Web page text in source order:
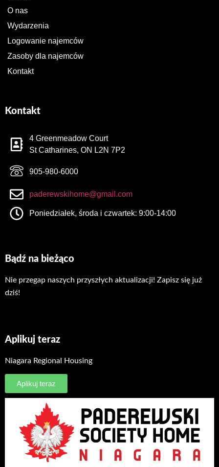
O nas
Wydarzenia
Logowanie najemców
Zasoby dla najemców
Kontakt
Kontakt
4 Greenmeadow Court
St Catharines, ON L2N 7P2
905-980-6000
paderewskihome@gmail.com
Poniedziałek, środa i czwartek: 9:00-14:00
Bądź na bieżąco
Nie przegap naszych przyszłych aktualizacji! Zapisz się już
dziś!
Aplikuj teraz
Niagara Regional Housing
Aplikuj teraz